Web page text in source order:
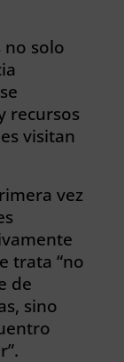
no solo
recursos
visitan
vez
trata “no
de
sino